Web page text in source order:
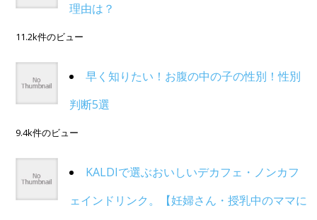
理由は？
11.2k件のビュー
早く知りたい！お腹の中の子の性別！性別
判断5選
9.4k件のビュー
KALDIで選ぶおいしいデカフェ・ノンカフ
ェインドリンク。【妊婦さん・授乳中のママに